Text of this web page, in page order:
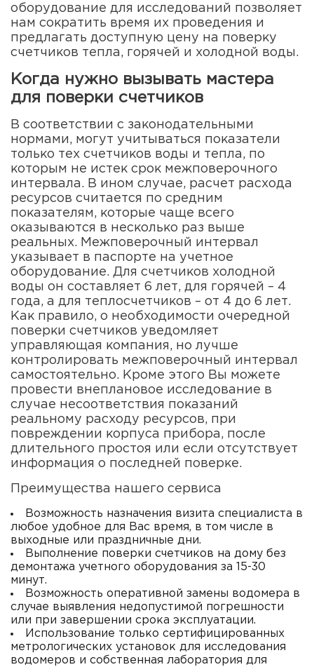
оборудование для исследований позволяет
нам сократить время их проведения и
предлагать доступную цену на поверку
счетчиков тепла, горячей и холодной воды.
Когда нужно вызывать мастера
для поверки счетчиков
В соответствии с законодательными
нормами, могут учитываться показатели
только тех счетчиков воды и тепла, по
которым не истек срок межповерочного
интервала. В ином случае, расчет расхода
ресурсов считается по средним
показателям, которые чаще всего
оказываются в несколько раз выше
реальных. Межповерочный интервал
указывает в паспорте на учетное
оборудование. Для счетчиков холодной
воды он составляет 6 лет, для горячей – 4
года, а для теплосчетчиков – от 4 до 6 лет.
Как правило, о необходимости очередной
поверки счетчиков уведомляет
управляющая компания, но лучше
контролировать межповерочный интервал
самостоятельно. Кроме этого Вы можете
провести внеплановое исследование в
случае несоответствия показаний
реальному расходу ресурсов, при
повреждении корпуса прибора, после
длительного простоя или если отсутствует
информация о последней поверке.
Преимущества нашего сервиса
Возможность назначения визита специалиста в
любое удобное для Вас время, в том числе в
выходные или праздничные дни.
Выполнение поверки счетчиков на дому без
демонтажа учетного оборудования за 15-30
минут.
Возможность оперативной замены водомера в
случае выявления недопустимой погрешности
или при завершении срока эксплуатации.
Использование только сертифицированных
метрологических установок для исследования
водомеров и собственная лаборатория для